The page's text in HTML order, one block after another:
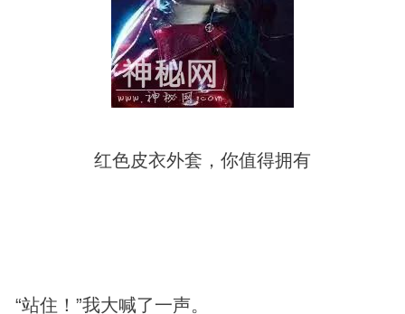
红色皮衣外套，你值得拥有
“站住！”我大喊了一声。